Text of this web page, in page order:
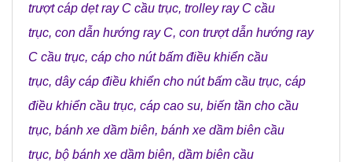
trượt cáp dẹt ray C cầu trục, trolley ray C cầu
trục, con dẫn hướng ray C, con trượt dẫn hướng ray
C cầu trục, cáp cho nút bấm điều khiển cầu
trục, dây cáp điều khiển cho nút bấm cầu trục, cáp
điều khiển cầu trục, cáp cao su, biến tần cho cầu
trục, bánh xe dầm biên, bánh xe dầm biên cầu
trục, bộ bánh xe dầm biên, dầm biên cầu